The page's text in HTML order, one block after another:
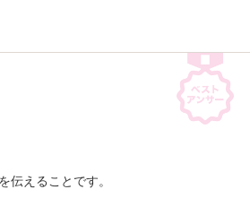
伝えることです。